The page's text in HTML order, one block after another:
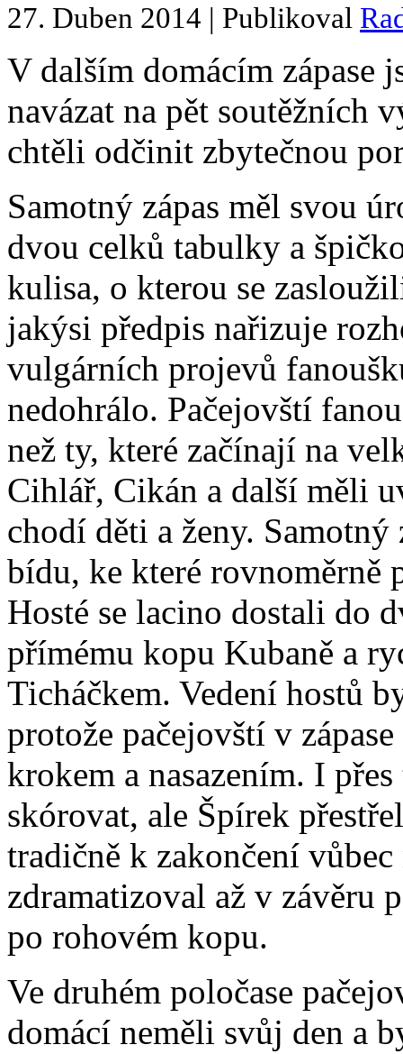
27. Duben 2014 | Publikoval
V dalším domácím zápase
navázat na pět soutěžních
chtěli odčinit zbytečnou
Samotný zápas měl svou
dvou celků tabulky a
kulisa, o kterou se
jakýsi předpis nařizuje
vulgárních projevů
nedohrálo. Pačejovští
než ty, které začínají na
Cihlář, Cikán a další měli
chodí děti a ženy.
bídu, ke které rovnoměrně
Hosté se lacino dostali do
přímému kopu Kubaně a
Ticháčkem. Vedení hostů
protože pačejovští v
krokem a nasazením. I
skórovat, ale Špírek
tradičně k zakončení vůbec
zdramatizoval až v závěru
po rohovém kopu.
Ve druhém poločase
domácí neměli svůj den a